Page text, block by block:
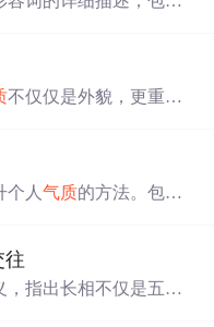
不仅仅是外貌，更重要
个人气质的方法。包括
往
，指出长相不仅是五